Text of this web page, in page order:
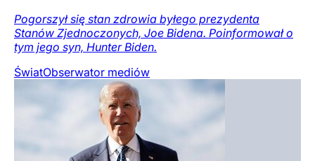
Pogorszył się stan zdrowia byłego prezydenta
Stanów Zjednoczonych, Joe Bidena. Poinformował o
tym jego syn, Hunter Biden.
ŚwiatObserwator mediów